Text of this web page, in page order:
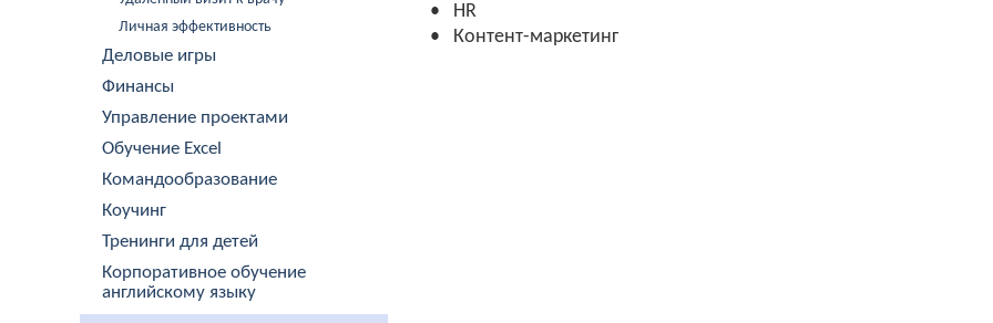
Личная эффективность
Деловые игры
Финансы
Управление проектами
Обучение Excel
Командообразование
Коучинг
Тренинги для детей
Корпоративное обучение
английскому языку
• HR
• Контент-маркетинг